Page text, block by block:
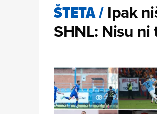
ŠTETA/Ipak
SHNL: Nisu